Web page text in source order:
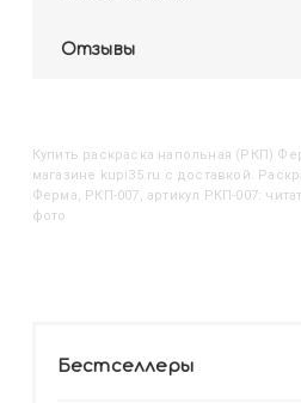
Отзывы
Купить Раскраска напольная (РКП)
магазине kupi35.ru с доставкой.
Ферма, РКП-007, артикул РКП-007:
фото
Бестселлеры